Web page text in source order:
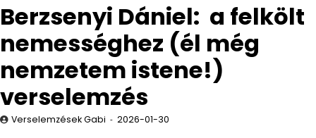
Berzsenyi Dániel: a felkölt
nemességhez (él még
nemzetem istene!)
verselemzés
Verselemzések Gabi 2026-01-30